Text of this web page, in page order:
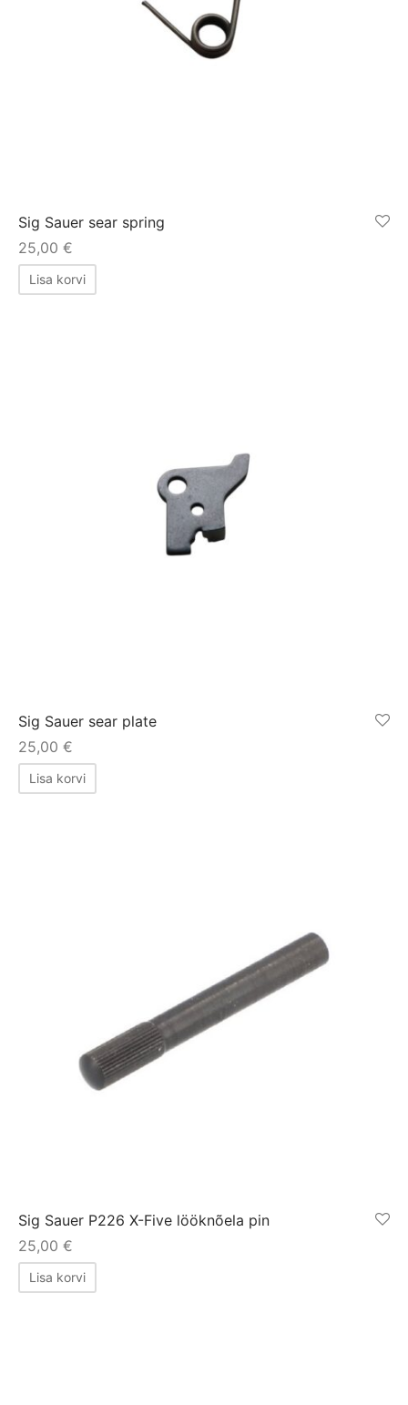
Sig Sauer sear spring
25,00 €
Lisa korvi
Sig Sauer sear plate
25,00 €
Lisa korvi
Sig Sauer P226 X-Five lööknõela pin
25,00 €
Lisa korvi